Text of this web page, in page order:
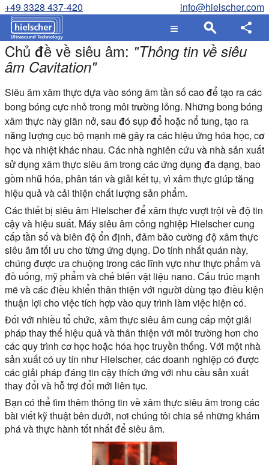
+49 3328 437-420 info@hielscher.com
Chủ đề về siêu âm: "Thông tin về siêu
âm Cavitation"
Siêu âm xâm thực dựa vào sóng âm tần số cao để tạo ra các
bong bóng cực nhỏ trong môi trường lỏng. Những bong bóng
xâm thực này giãn nở, sau đó sụp đổ hoặc nổ tung, tạo ra
năng lượng cục bộ mạnh mẽ gây ra các hiệu ứng hóa học, cơ
học và nhiệt khác nhau. Các nhà nghiên cứu và nhà sản xuất
sử dụng xâm thực siêu âm trong các ứng dụng đa dạng, bao
gồm nhũ hóa, phân tán và giải kết tụ, vì xâm thực giúp tăng
hiệu quả và cải thiện chất lượng sản phẩm.
Các thiết bị siêu âm Hielscher để xâm thực vượt trội về độ tin
cậy và hiệu suất. Máy siêu âm công nghiệp Hielscher cung
cấp tần số và biên độ ổn định, đảm bảo cường độ xâm thực
siêu âm tối ưu cho từng ứng dụng. Do tính nhất quán này,
chúng được ưa chuộng trong các lĩnh vực như thực phẩm và
đồ uống, mỹ phẩm và chế biến vật liệu nano. Cấu trúc mạnh
mẽ và các điều khiển thân thiện với người dùng tạo điều kiện
thuận lợi cho việc tích hợp vào quy trình làm việc hiện có.
Đối với nhiều tổ chức, xâm thực siêu âm cung cấp một giải
pháp thay thế hiệu quả và thân thiện với môi trường hơn cho
các quy trình cơ học hoặc hóa học truyền thống. Với một nhà
sản xuất có uy tín như Hielscher, các doanh nghiệp có được
các giải pháp đáng tin cậy thích ứng với nhu cầu sản xuất
thay đổi và hỗ trợ đổi mới liên tục.
Bạn có thể tìm thêm thông tin về xâm thực siêu âm trong các
bài viết kỹ thuật bên dưới, nơi chúng tôi chia sẻ những khám
phá và thực hành tốt nhất để siêu âm.